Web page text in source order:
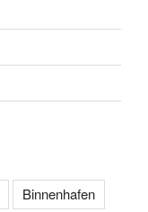
Binnenhafen